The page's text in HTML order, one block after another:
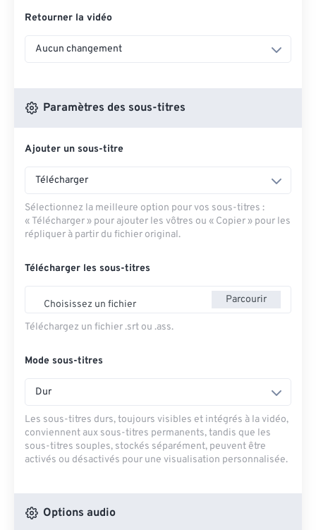
Retourner la vidéo
Aucun changement
Paramètres des sous-titres
Ajouter un sous-titre
Télécharger
Sélectionnez la meilleure option pour vos sous-titres :
« Télécharger » pour ajouter les vôtres ou « Copier » pour les
répliquer à partir du fichier original.
Télécharger les sous-titres
Choisissez un fichier Parcourir
Téléchargez un fichier .srt ou .ass.
Mode sous-titres
Dur
Les sous-titres durs, toujours visibles et intégrés à la vidéo,
conviennent aux sous-titres permanents, tandis que les
sous-titres souples, stockés séparément, peuvent être
activés ou désactivés pour une visualisation personnalisée.
Options audio